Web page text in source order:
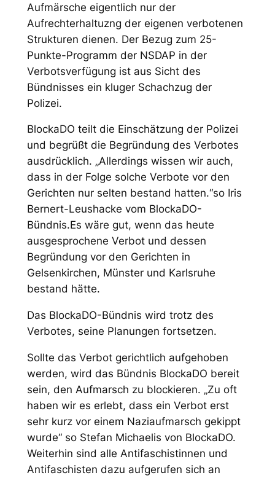
Aufmärsche eigentlich nur der
Aufrechterhaltuzng der eigenen verbotenen
Strukturen dienen. Der Bezug zum 25-
Punkte-Programm der NSDAP in der
Verbotsverfügung ist aus Sicht des
Bündnisses ein kluger Schachzug der
Polizei.
BlockaDO teilt die Einschätzung der Polizei
und begrüßt die Begründung des Verbotes
ausdrücklich. „Allerdings wissen wir auch,
dass in der Folge solche Verbote vor den
Gerichten nur selten bestand hatten.“so Iris
Bernert-Leushacke vom BlockaDO-
Bündnis.Es wäre gut, wenn das heute
ausgesprochene Verbot und dessen
Begründung vor den Gerichten in
Gelsenkirchen, Münster und Karlsruhe
bestand hätte.
Das BlockaDO-Bündnis wird trotz des
Verbotes, seine Planungen fortsetzen.
Sollte das Verbot gerichtlich aufgehoben
werden, wird das Bündnis BlockaDO bereit
sein, den Aufmarsch zu blockieren. „Zu oft
haben wir es erlebt, dass ein Verbot erst
sehr kurz vor einem Naziaufmarsch gekippt
wurde“ so Stefan Michaelis von BlockaDO.
Weiterhin sind alle Antifaschistinnen und
Antifaschisten dazu aufgerufen sich an